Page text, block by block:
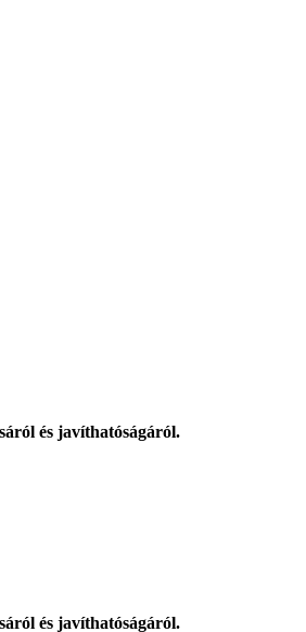
és javíthatóságáról.
és javíthatóságáról.